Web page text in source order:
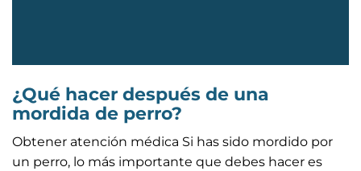
¿Qué hacer después de una
mordida de perro?
Obtener atención médica Si has sido mordido por
un perro, lo más importante que debes hacer es